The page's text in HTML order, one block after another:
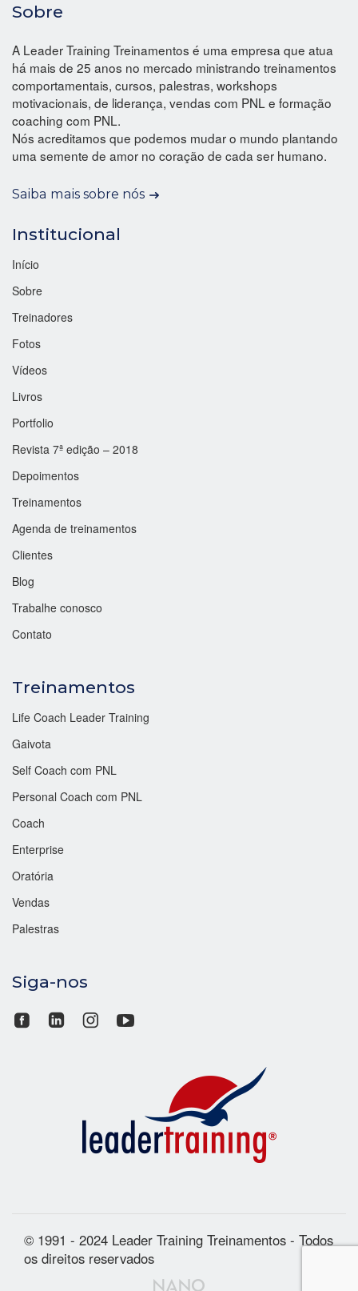
Sobre
A Leader Training Treinamentos é uma empresa que atua
há mais de 25 anos no mercado ministrando treinamentos
comportamentais, cursos, palestras, workshops
motivacionais, de liderança, vendas com PNL e formação
coaching com PNL.
Nós acreditamos que podemos mudar o mundo plantando
uma semente de amor no coração de cada ser humano.
Saiba mais sobre nós
Institucional
Início
Sobre
Treinadores
Fotos
Vídeos
Livros
Portfolio
Revista 7ª edição – 2018
Depoimentos
Treinamentos
Agenda de treinamentos
Clientes
Blog
Trabalhe conosco
Contato
Treinamentos
Life Coach Leader Training
Gaivota
Self Coach com PNL
Personal Coach com PNL
Coach
Enterprise
Oratória
Vendas
Palestras
Siga-nos
© 1991 - 2024 Leader Training Treinamentos - Todos
os direitos reservados